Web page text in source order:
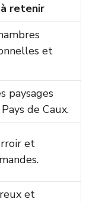
retenir
et
paysages
de Caux.
et
et